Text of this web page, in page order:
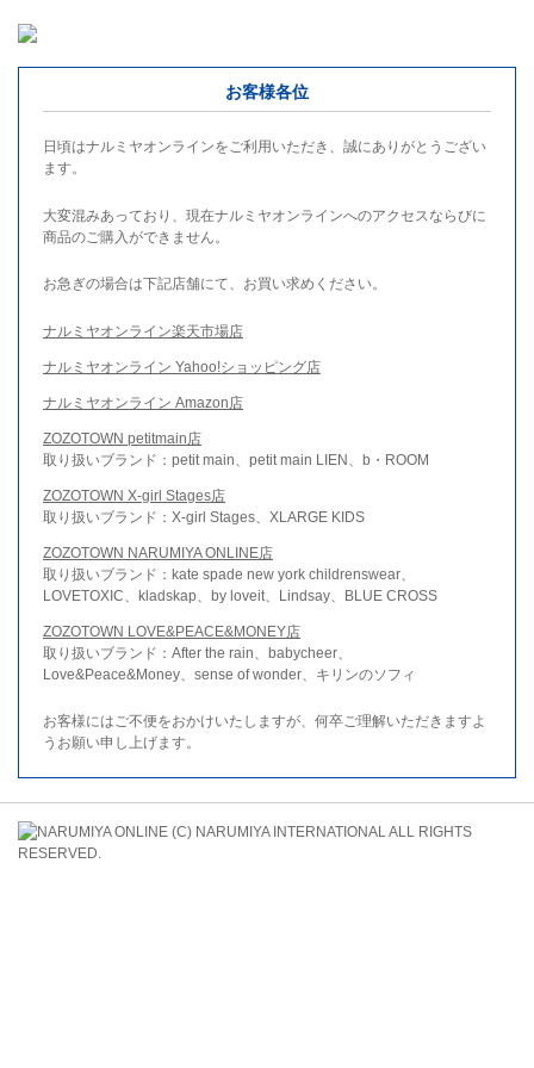
お客様各位
日頃はナルミヤオンラインをご利用いただき、誠にありがとうござい
ます。
大変混みあっており、現在ナルミヤオンラインへのアクセスならびに
商品のご購入ができません。
お急ぎの場合は下記店舗にて、お買い求めください。
ナルミヤオンライン楽天市場店
ナルミヤオンライン Yahoo!ショッピング店
ナルミヤオンライン Amazon店
ZOZOTOWN petitmain店
取り扱いブランド：petit main、petit main LIEN、b・ROOM
ZOZOTOWN X-girl Stages店
取り扱いブランド：X-girl Stages、XLARGE KIDS
ZOZOTOWN NARUMIYA ONLINE店
取り扱いブランド：kate spade new york childrenswear、
LOVETOXIC、kladskap、by loveit、Lindsay、BLUE CROSS
ZOZOTOWN LOVE&PEACE&MONEY店
取り扱いブランド：After the rain、babycheer、
Love&Peace&Money、sense of wonder、キリンのソフィ
お客様にはご不便をおかけいたしますが、何卒ご理解いただきますよ
うお願い申し上げます。